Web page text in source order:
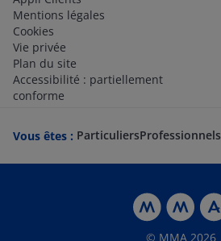
Mentions légales
Cookies
Vie privée
Plan du site
Accessibilité : partiellement
conforme
Vous êtes : ParticuliersProfessionnels
© MMA 2026